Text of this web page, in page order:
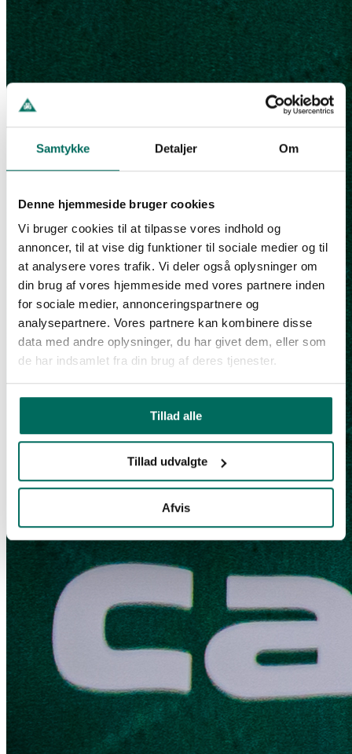
Samtykke Detaljer Om
Denne hjemmeside bruger cookies
Vi bruger cookies til at tilpasse vores indhold og
annoncer, til at vise dig funktioner til sociale medier og til
at analysere vores trafik. Vi deler også oplysninger om
din brug af vores hjemmeside med vores partnere inden
for sociale medier, annonceringspartnere og
analysepartnere. Vores partnere kan kombinere disse
data med andre oplysninger, du har givet dem, eller som
de har indsamlet fra din brug af deres tjenester.
Tillad alle
Tillad udvalgte
Afvis